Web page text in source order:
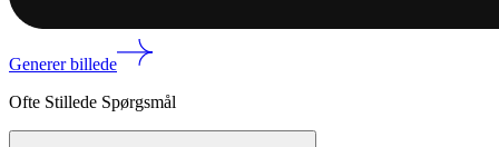
Generer billede
Ofte Stillede Spørgsmål